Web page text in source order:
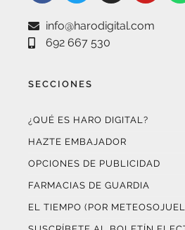
info@harodigital.com
692 667 530
SECCIONES
¿QUÉ ES HARO DIGITAL?
HAZTE EMBAJADOR
OPCIONES DE PUBLICIDAD
FARMACIAS DE GUARDIA
EL TIEMPO (POR